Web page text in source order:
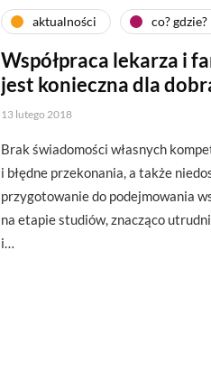
aktualności co?
Współpraca lekarza i
jest konieczna dla
13 lutego 2018
Brak świadomości własnych
i błędne przekonania, a także
przygotowanie do podejmowania
na etapie studiów, znacząco
i…